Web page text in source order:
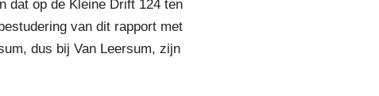
dat op de Kleine Drift 124 ten
van dit rapport met
dus bij Van Leersum, zijn